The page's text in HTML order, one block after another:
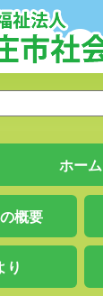
ホーム
概要
り